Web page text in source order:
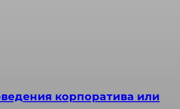
корпоратива или